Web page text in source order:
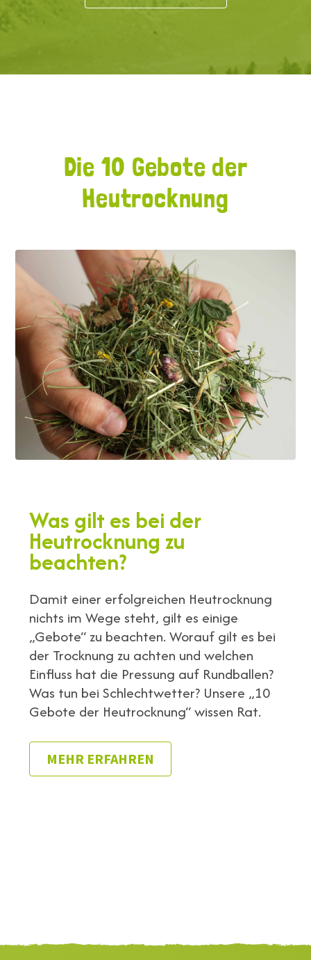
Die 10 Gebote der
Heutrocknung
Was gilt es bei der
Heutrocknung zu
beachten?
Damit einer erfolgreichen Heutrocknung
nichts im Wege steht, gilt es einige
„Gebote“ zu beachten. Worauf gilt es bei
der Trocknung zu achten und welchen
Einfluss hat die Pressung auf Rundballen?
Was tun bei Schlechtwetter? Unsere „10
Gebote der Heutrocknung“ wissen Rat.
MEHR ERFAHREN